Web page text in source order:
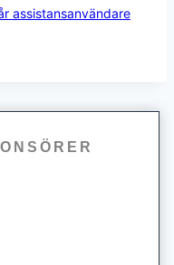
assistansanvändare